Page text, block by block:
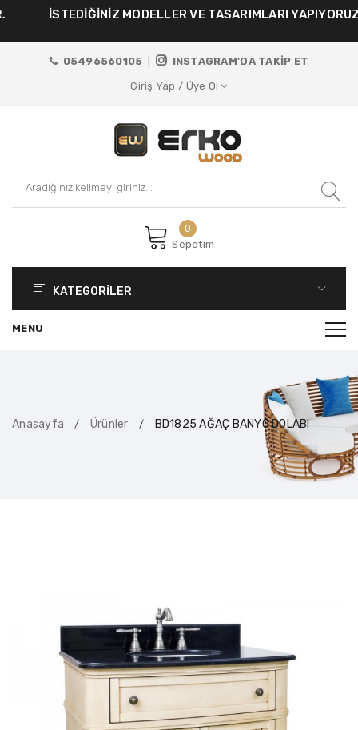
İSTEDİĞİNİZ MODELLER VE TASARIMLARI YAPIYORUZ.
05496560105 INSTAGRAM'DA TAKİP ET
Giriş Yap / Üye Ol
Sepetim
0
KATEGORİLER
Anasayfa / Ürünler / BD1825 AĞAÇ BANYO DOLABI